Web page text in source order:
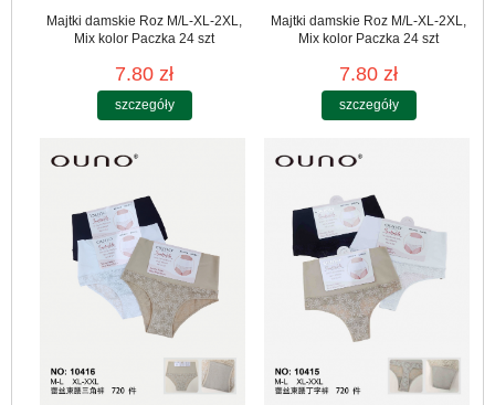
Majtki damskie Roz M/L-XL-2XL,
Mix kolor Paczka 24 szt
7.80 zł
szczegóły
Majtki damskie Roz M/L-XL-2XL,
Mix kolor Paczka 24 szt
7.80 zł
szczegóły